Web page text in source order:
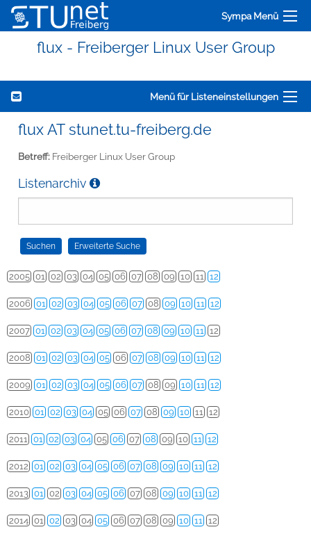
Sympa Menü
flux - Freiberger Linux User Group
Menü für Listeneinstellungen
flux AT stunet.tu-freiberg.de
Betreff: Freiberger Linux User Group
Listenarchiv
2005 01 02 03 04 05 06 07 08 09 10 11 12
2006 01 02 03 04 05 06 07 08 09 10 11 12
2007 01 02 03 04 05 06 07 08 09 10 11 12
2008 01 02 03 04 05 06 07 08 09 10 11 12
2009 01 02 03 04 05 06 07 08 09 10 11 12
2010 01 02 03 04 05 06 07 08 09 10 11 12
2011 01 02 03 04 05 06 07 08 09 10 11 12
2012 01 02 03 04 05 06 07 08 09 10 11 12
2013 01 02 03 04 05 06 07 08 09 10 11 12
2014 01 02 03 04 05 06 07 08 09 10 11 12